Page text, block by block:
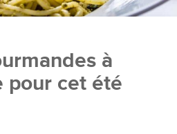
à
pour cet été